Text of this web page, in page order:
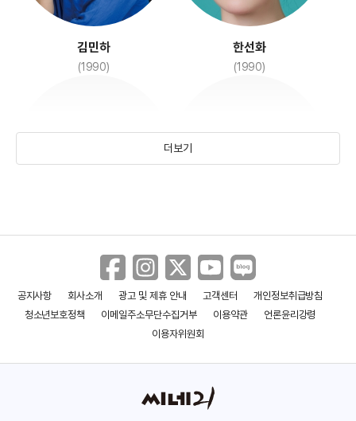
(2008)
김민하
(1990)
한선화
(1990)
홍예지 여름
(1999)
더보기
공지사항 회사소개 광고 및 제휴 안내 고객센터
개인정보취급방침
청소년보호정책
이메일주소무단수집거부 이용약관
언론윤리강령
이용자위원회